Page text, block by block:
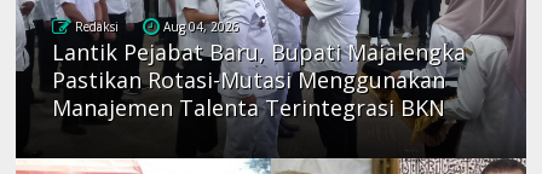
Redaksi Aug 04, 2026
Lantik Pejabat Baru, Bupati Majalengka
Pastikan Rotasi-Mutasi Menggunakan
Manajemen Talenta Terintegrasi BKN